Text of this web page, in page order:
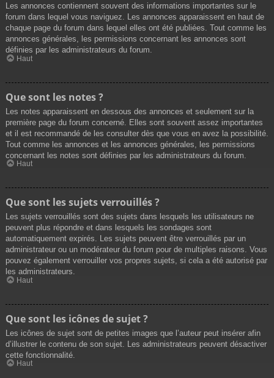
Les annonces contiennent souvent des informations importantes sur le
forum dans lequel vous naviguez. Les annonces apparaissent en haut de
chaque page du forum dans lequel elles ont été publiées. Tout comme les
annonces générales, les permissions concernant les annonces sont
définies par les administrateurs du forum.
Haut
Que sont les notes ?
Les notes apparaissent en dessous des annonces et seulement sur la
première page du forum concerné. Elles sont souvent assez importantes
et il est recommandé de les consulter dès que vous en avez la possibilité.
Tout comme les annonces et les annonces générales, les permissions
concernant les notes sont définies par les administrateurs du forum.
Haut
Que sont les sujets verrouillés ?
Les sujets verrouillés sont des sujets dans lesquels les utilisateurs ne
peuvent plus répondre et dans lesquels les sondages sont
automatiquement expirés. Les sujets peuvent être verrouillés par un
administrateur ou un modérateur du forum pour de multiples raisons. Vous
pouvez également verrouiller vos propres sujets, si cela a été autorisé par
les administrateurs.
Haut
Que sont les icônes de sujet ?
Les icônes de sujet sont de petites images que l’auteur peut insérer afin
d’illustrer le contenu de son sujet. Les administrateurs peuvent désactiver
cette fonctionnalité.
Haut